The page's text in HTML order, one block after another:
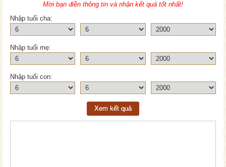
Mời bạn điền thông tin và nhận kết quả tốt nhất!
Nhập tuổi cha:
Nhập tuổi mẹ:
Nhập tuổi con:
Xem kết quả